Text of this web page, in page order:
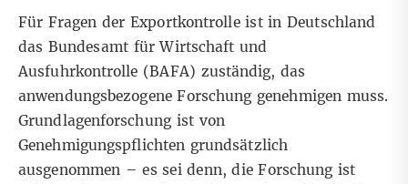
Für Fragen der Exportkontrolle ist in Deutschland
das Bundesamt für Wirtschaft und
Ausfuhrkontrolle (BAFA) zuständig, das
anwendungsbezogene Forschung genehmigen muss.
Grundlagenforschung ist von
Genehmigungspflichten grundsätzlich
ausgenommen – es sei denn, die Forschung ist